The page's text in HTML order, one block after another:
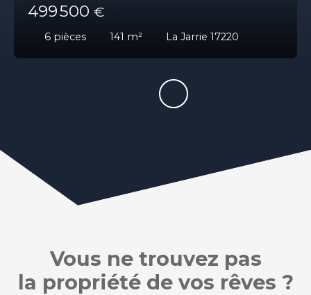
499 500 €
6 pièces 141 m² La Jarrie 17220
Vous ne trouvez pas
la propriété de vos rêves ?